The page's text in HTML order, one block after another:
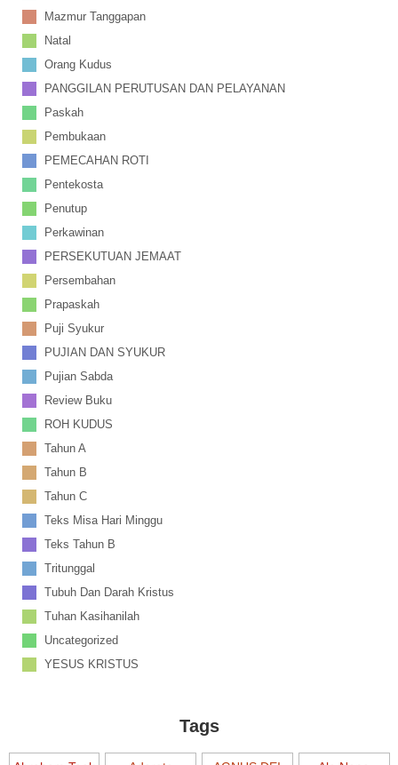
Mazmur Tanggapan
Natal
Orang Kudus
PANGGILAN PERUTUSAN DAN PELAYANAN
Paskah
Pembukaan
PEMECAHAN ROTI
Pentekosta
Penutup
Perkawinan
PERSEKUTUAN JEMAAT
Persembahan
Prapaskah
Puji Syukur
PUJIAN DAN SYUKUR
Pujian Sabda
Review Buku
ROH KUDUS
Tahun A
Tahun B
Tahun C
Teks Misa Hari Minggu
Teks Tahun B
Tritunggal
Tubuh Dan Darah Kristus
Tuhan Kasihanilah
Uncategorized
YESUS KRISTUS
Tags